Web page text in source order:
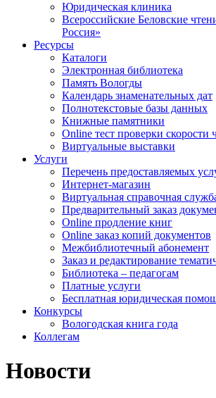
Юридическая клиника
Всероссийские Беловские
Россия»
Ресурсы
Каталоги
Электронная библиотека
Память Вологды
Календарь знаменательных дат
Полнотекстовые базы данных
Книжные памятники
Online тест проверки скорости
Виртуальные выставки
Услуги
Перечень предоставляемых
Интернет-магазин
Виртуальная справочная
Предварительный заказ
Online продление книг
Online заказ копий документов
Межбиблиотечный абонемент
Заказ и редактирование
Библиотека – педагогам
Платные услуги
Бесплатная юридическая
Конкурсы
Вологодская книга года
Коллегам
Новости